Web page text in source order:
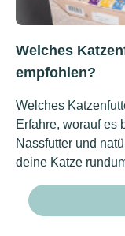
Welches
empfohlen?
Welches
Erfahre, worauf es
Nassfutter und
deine Katze